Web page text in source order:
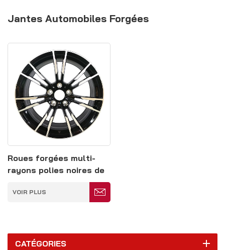
Jantes Automobiles Forgées
Roues forgées multi-
rayons polies noires de
22 pouces 5 x 120 mm
VOIR PLUS
CATÉGORIES